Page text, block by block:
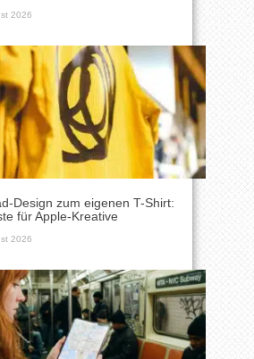
2026
Design zum eigenen T-Shirt:
für Apple-Kreative
2026